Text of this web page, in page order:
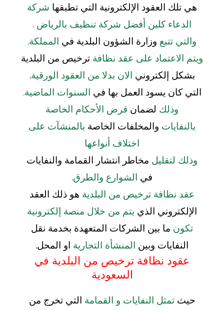
هي تلك العقود الإلكترونية التي تطبقها شركة
الدعاء كلين أفضل شركة تنظيف بالرياض .
والتي تتبع وزارة الشؤون البلدية في المملكة.
ويتم الاعتماد على عقد نظافة ترخيص من البلدية
بشكل إلكتروني الان بدلا من العقود الورقية.
التي كان يسود العمل بها في السنوات الماضية.
وذلك لضمان فرض الأحكام الخاصة
بالنفايات والمخلفات الخاصة بالمنشآت على
اختلاف أنواعها
وذلك لتقليل مخاطر انتشار القمامة والنفايات
في الشوارع والطرق.
عقد نظافة ترخيص من البلدية هو ذلك العقد
الإلكتروني الذي يتم من خلال منصة إلكترونية
تكون ما بين الشركات المتعهدة بخدمة نقل
النفايات وبين المنشأة التجارية او المحل.
عقود نظافة ترخيص من البلدية في
السعودية
حيثتمثل النفايات و القمامة التي تخرج من